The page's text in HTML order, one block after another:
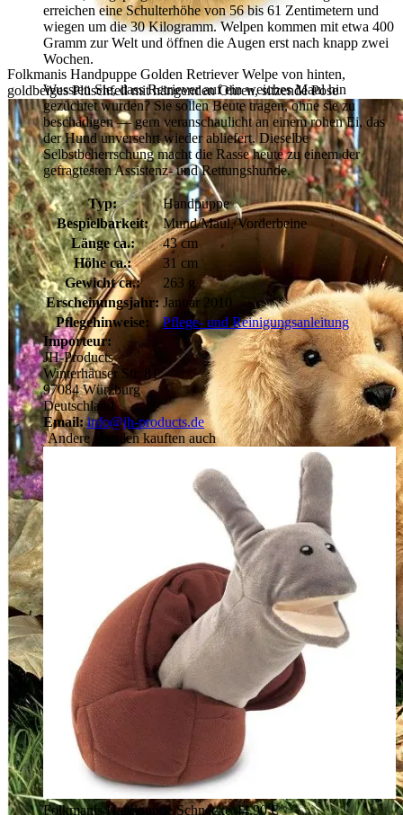
Folkmanis Handpuppe Golden Retriever Welpe von hinten,
goldbeiges Plüschfell mit hängenden Ohren, sitzende Pose
erreichen eine Schulterhöhe von 56 bis 61 Zentimetern und
wiegen um die 30 Kilogramm. Welpen kommen mit etwa 400
Gramm zur Welt und öffnen die Augen erst nach knapp zwei
Wochen.
Wussten Sie, dass Retriever auf ein weiches Maul hin
gezüchtet wurden? Sie sollen Beute tragen, ohne sie zu
beschädigen — gern veranschaulicht an einem rohen Ei, das
der Hund unversehrt wieder abliefert. Dieselbe
Selbstbeherrschung macht die Rasse heute zu einem der
gefragtesten Assistenz- und Rettungshunde.
Typ:
Handpuppe
Bespielbarkeit:
Mund/Maul, Vorderbeine
Länge ca.:
43 cm
Höhe ca.:
31 cm
Gewicht ca.:
263 g
Erscheinungsjahr: Januar 2010
Pflegehinweise:
Pflege- und Reinigungsanleitung
Importeur:
JH-Products
Winterhäuser Str. 81
97084 Würzburg
Deutschland
Email: info@jh-products.de
Andere Kunden kauften auch
Folkmanis Handpuppe Schnecke44,90 €*